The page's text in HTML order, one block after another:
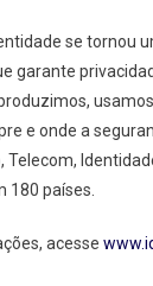
se tornou
garante
e onde a
Telecom,
180 países.
acesse